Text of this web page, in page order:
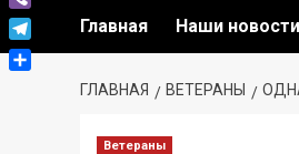
Главная Наши новости
ГЛАВНАЯ ВЕТЕРАНЫ
Ветераны
Viber
Telegram
Отправить